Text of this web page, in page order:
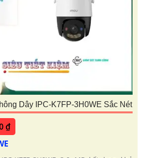
Dây IPC-K7FP-3H0WE Sắc Nét
₫